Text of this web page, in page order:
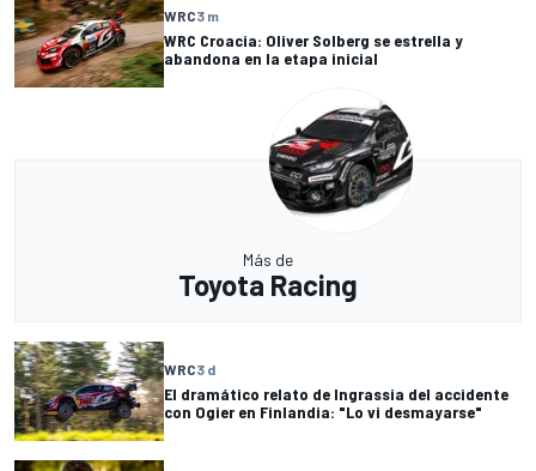
WRC3 m
WRC Croacia: Oliver Solberg se estrella y
abandona en la etapa inicial
Más de
Toyota Racing
WRC3 d
El dramático relato de Ingrassia del accidente
con Ogier en Finlandia: "Lo vi desmayarse"